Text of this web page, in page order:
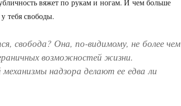
вяжет по рукам и ногам. И чем больше
тебя свободы.
свобода? Она, по-видимому, не более чем
возможностей жизни.
надзора делают ее едва ли